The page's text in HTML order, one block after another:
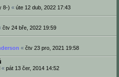
8-) « úte 12 dub, 2022 17:43
čtv 24 bře, 2022 19:59
« čtv 23 pro, 2021 19:58
« pát 13 čer, 2014 14:52